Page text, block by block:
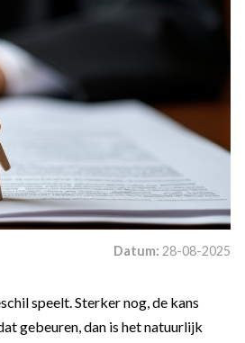
Datum: 28-08-2025
speelt. Sterker nog, de kans
gebeuren, dan is het natuurlijk